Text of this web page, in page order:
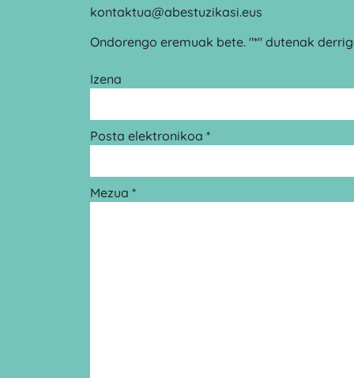
kontaktua@abestuzikasi.eus
Ondorengo eremuak bete. "*" dutenak
Izena
Posta elektronikoa *
Mezua *